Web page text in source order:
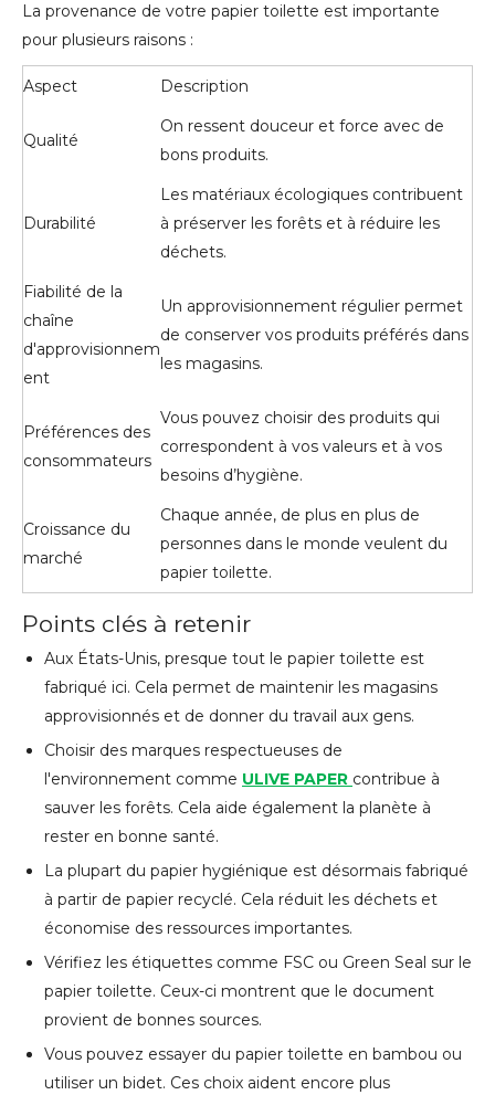
La provenance de votre papier toilette est importante
pour plusieurs raisons :
Aspect Description
Qualité
On ressent douceur et force avec de
bons produits.
Durabilité
Les matériaux écologiques contribuent
à préserver les forêts et à réduire les
déchets.
Fiabilité de la
chaîne
d'approvisionnem
ent
Un approvisionnement régulier permet
de conserver vos produits préférés dans
les magasins.
Préférences des
consommateurs
Vous pouvez choisir des produits qui
correspondent à vos valeurs et à vos
besoins d’hygiène.
Croissance du
marché
Chaque année, de plus en plus de
personnes dans le monde veulent du
papier toilette.
Points clés à retenir
Aux États-Unis, presque tout le papier toilette est
fabriqué ici. Cela permet de maintenir les magasins
approvisionnés et de donner du travail aux gens.
Choisir des marques respectueuses de
l'environnement comme ULIVE PAPER contribue à
sauver les forêts. Cela aide également la planète à
rester en bonne santé.
La plupart du papier hygiénique est désormais fabriqué
à partir de papier recyclé. Cela réduit les déchets et
économise des ressources importantes.
Vérifiez les étiquettes comme FSC ou Green Seal sur le
papier toilette. Ceux-ci montrent que le document
provient de bonnes sources.
Vous pouvez essayer du papier toilette en bambou ou
utiliser un bidet. Ces choix aident encore plus